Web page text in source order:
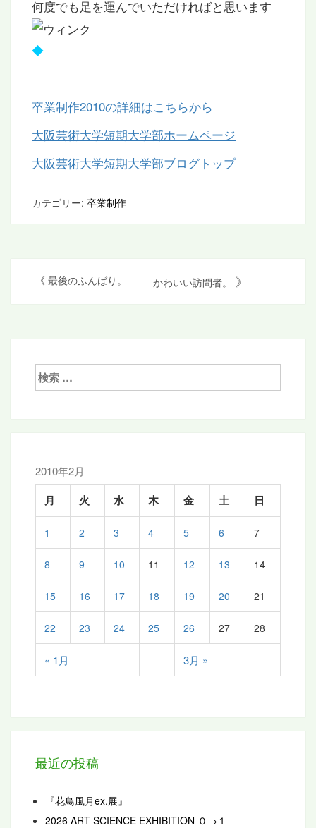
何度でも足を運んでいただければと思います
◆
卒業制作2010の詳細はこちらから
大阪芸術大学短期大学部ホームページ
大阪芸術大学短期大学部ブログトップ
カテゴリー: 卒業制作
《 最後のふんばり。 かわいい訪問者。 》
検
索:
2010年2月
月 火 水 木 金 土 日
« 1月 3月 »
1 2 3 4 5 6 7
8 9 10 11 12 13 14
15 16 17 18 19 20 21
22 23 24 25 26 27 28
最近の投稿
『花鳥風月ex.展』
2026 ART-SCIENCE EXHIBITION ０→１